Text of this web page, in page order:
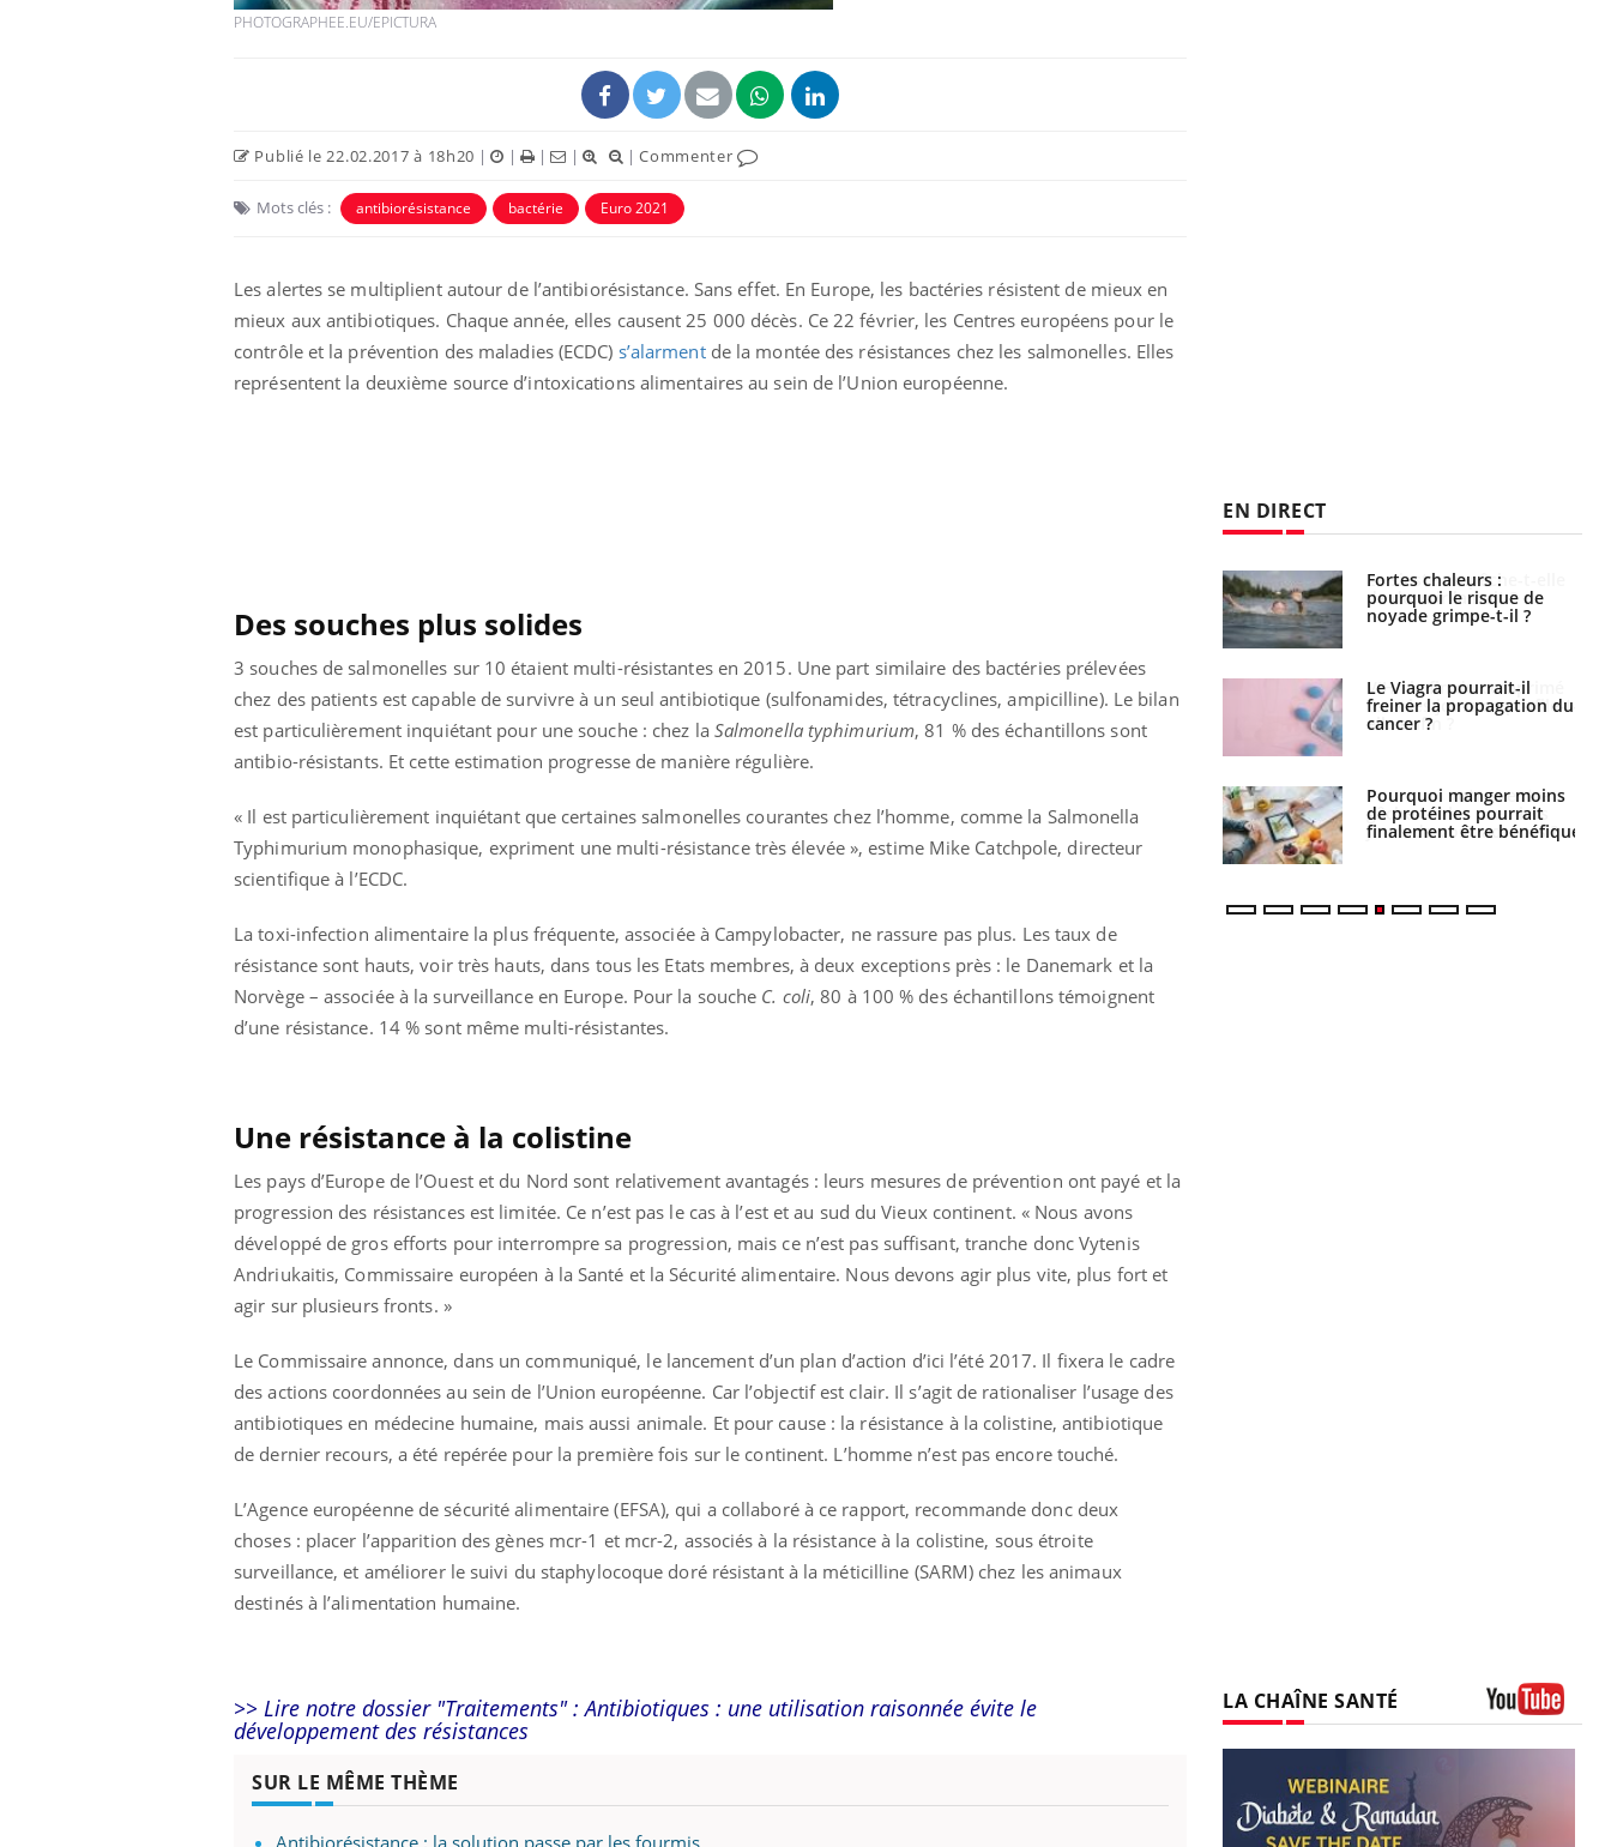
PHOTOGRAPHEE.EU/EPICTURA
Publié le 22.02.2017 à 18h20 | | | | |Commenter
Mots clés : antibiorésistance bactérie Euro 2021
Les alertes se multiplient autour de l’antibiorésistance. Sans effet. En Europe, les bactéries résistent de mieux en
mieux aux antibiotiques. Chaque année, elles causent 25 000 décès. Ce 22 février, les Centres européens pour le
contrôle et la prévention des maladies (ECDC) s’alarmentde la montée des résistances chez les salmonelles. Elles
représentent la deuxième source d’intoxications alimentaires au sein de l’Union européenne.
Des souches plus solides
3 souches de salmonelles sur 10 étaient multi-résistantes en 2015. Une part similaire des bactéries prélevées
chez des patients est capable de survivre à un seul antibiotique (sulfonamides, tétracyclines, ampicilline). Le bilan
est particulièrement inquiétant pour une souche : chez la Salmonella typhimurium, 81 % des échantillons sont
antibio-résistants. Et cette estimation progresse de manière régulière.
« Il est particulièrement inquiétant que certaines salmonelles courantes chez l’homme, comme la Salmonella
Typhimurium monophasique, expriment une multi-résistance très élevée », estime Mike Catchpole, directeur
scientifique à l’ECDC.
La toxi-infection alimentaire la plus fréquente, associée à Campylobacter, ne rassure pas plus. Les taux de
résistance sont hauts, voir très hauts, dans tous les Etats membres, à deux exceptions près : le Danemark et la
Norvège – associée à la surveillance en Europe. Pour la souche C. coli, 80 à 100 % des échantillons témoignent
d’une résistance. 14 % sont même multi-résistantes.
Une résistance à la colistine
Les pays d’Europe de l’Ouest et du Nord sont relativement avantagés : leurs mesures de prévention ont payé et la
progression des résistances est limitée. Ce n’est pas le cas à l’est et au sud du Vieux continent. « Nous avons
développé de gros efforts pour interrompre sa progression, mais ce n’est pas suffisant, tranche donc Vytenis
Andriukaitis, Commissaire européen à la Santé et la Sécurité alimentaire. Nous devons agir plus vite, plus fort et
agir sur plusieurs fronts. »
Le Commissaire annonce, dans un communiqué, le lancement d’un plan d’action d’ici l’été 2017. Il fixera le cadre
des actions coordonnées au sein de l’Union européenne. Car l’objectif est clair. Il s’agit de rationaliser l’usage des
antibiotiques en médecine humaine, mais aussi animale. Et pour cause : la résistance à la colistine, antibiotique
de dernier recours, a été repérée pour la première fois sur le continent. L’homme n’est pas encore touché.
L’Agence européenne de sécurité alimentaire (EFSA), qui a collaboré à ce rapport, recommande donc deux
choses : placer l’apparition des gènes mcr-1 et mcr-2, associés à la résistance à la colistine, sous étroite
surveillance, et améliorer le suivi du staphylocoque doré résistant à la méticilline (SARM) chez les animaux
destinés à l’alimentation humaine.
>> Lire notre dossier "Traitements" :Antibiotiques : une utilisation raisonnée évite le
développement des résistances
SUR LE MÊME THÈME
Antibiorésistance : la solution passe par les fourmis
EN DIRECT
Toujours connectés :
comment le travail
empiète de plus en plus
sur nos soirées
stratégie simple aurait
changé la donne au Pays
basque
Les médicaments GLP-1
protègent-ils aussi les os
change dans la prise en
charge des femmes
enceintes
VIH : la fin du comprimé
tous les jours se profile-t-
elle enfin ?
gâche-t-il les premiers
jours de vos vacances ?
Fortes chaleurs :
pourquoi le risque de
noyade grimpe-t-il ?
Le Viagra pourrait-il
freiner la propagation du
cancer ?
Pourquoi manger moins
de protéines pourrait
finalement être bénéfique
LA CHAÎNE SANTÉ